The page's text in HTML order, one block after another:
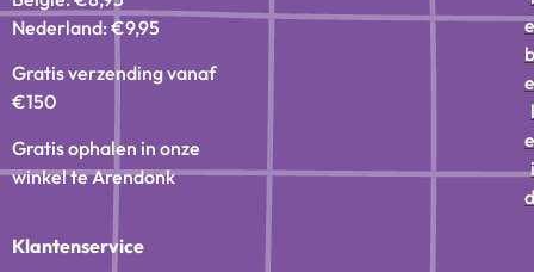
Nederland: €9,95
Gratis verzending vanaf
€150
Gratis ophalen in onze
winkel te Arendonk
Klantenservice
e
b
e
l
e
i
d